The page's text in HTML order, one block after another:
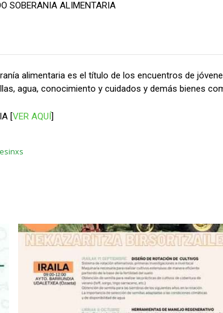
SOBERANIA ALIMENTARIA
alimentaria es el título de los encuentros de
agua, conocimiento y cuidados y demás bienes
[VER AQUÍ]